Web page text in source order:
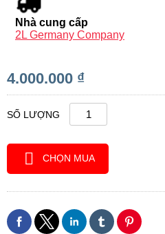
Nhà cung cấp
2L Germany Company
4.000.000 ₫
SỐ LƯỢNG
CHỌN MUA